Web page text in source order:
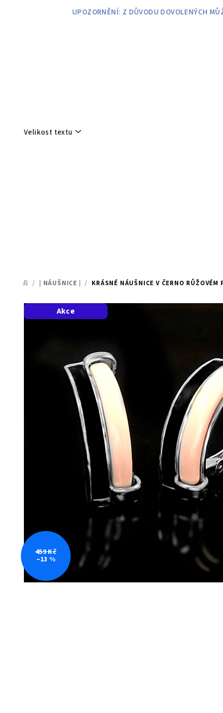
UPOZORNĚNÍ: Z DŮVODU DOVOLENÝCH
Velikost textu
DOMŮ
/ | NÁUŠNICE | / KRÁSNÉ NÁUŠNICE V ČERNO
Akce
459 Kč
–13 %